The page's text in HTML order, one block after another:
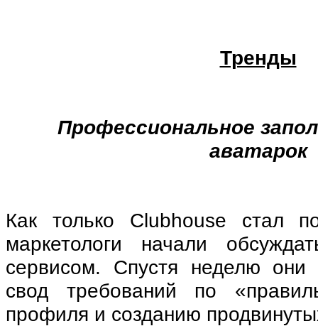
Тренды
Профессиональное
аватарок
Как только Clubhouse стал
маркетологи начали
сервисом. Спустя неделю они
свод требований по
профиля и созданию